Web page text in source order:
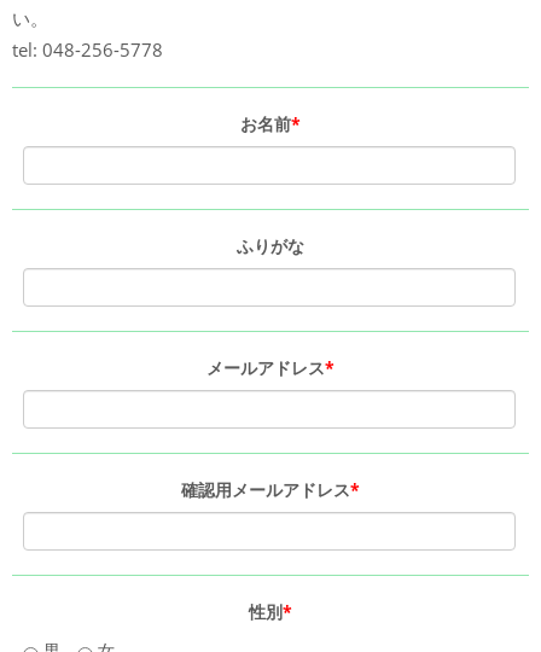
い。
tel: 048-256-5778
お名前*
ふりがな
メールアドレス*
確認用メールアドレス*
性別*